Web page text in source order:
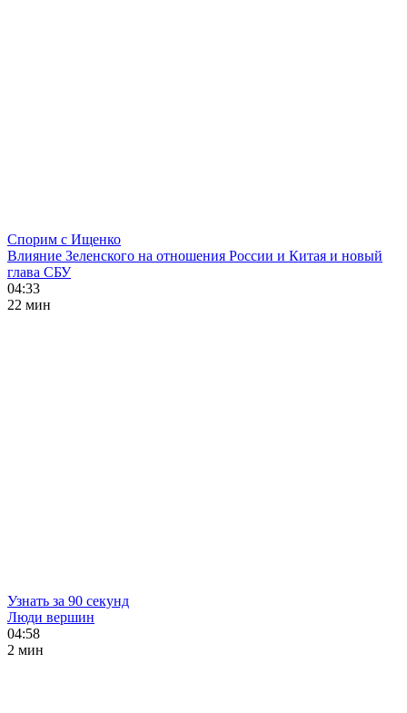
Спорим с Ищенко
Влияние Зеленского на отношения России и Китая и новый
глава СБУ
04:33
22 мин
Узнать за 90 секунд
Люди вершин
04:58
2 мин